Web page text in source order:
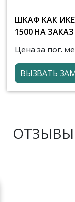
ШКАФ КАК
1500 НА ЗАКАЗ
Цена за пог.
ВЫЗВАТЬ